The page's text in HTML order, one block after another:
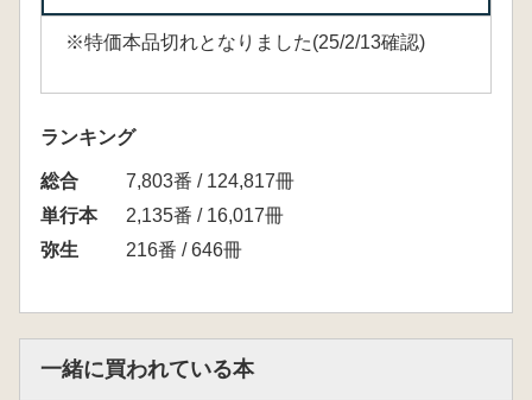
※特価本品切れとなりました(25/2/13確認)
ランキング
総合
7,803番 / 124,817冊
単行本
2,135番 / 16,017冊
弥生
216番 / 646冊
一緒に買われている本